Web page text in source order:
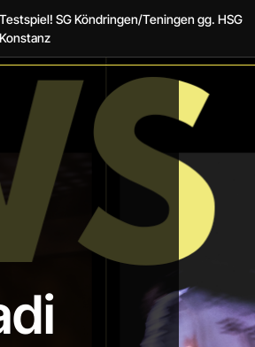
Testspiel! SG Köndringen/Teningen gg. HSG
Konstanz